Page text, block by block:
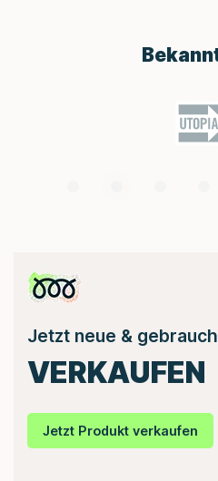
Jetzt neue &
VERKAUFEN
Jetzt Produkt verkaufen